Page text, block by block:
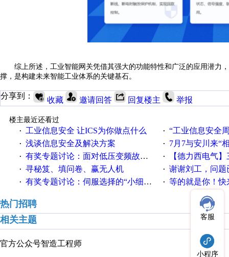
综上所述，工业智能网关凭借其强大的功能特性和广泛的应用潜力
撑，是构建未来智能工业体系的关键基石。
分享到： 收藏 邀请回答 回复楼主 举报
楼主最近还看过
·
工业信息安全 让ICS为你做点什么 · “工业信息安全周之我见”
· 浅谈信息安全及解决方案 · 7月7与安川来“
· 有奖专题讨论：面对低压变频故障，老手是这样解决的！ · 【德力西电气】三
· 寻秘笈、填问卷、赢无人机 · 谢谢刘工，问题
· 有奖专题讨论：伺服选择的“小细节大学问”奖励公告 · 等的就是你！快来
热门招聘
相关主题
官方公众号智造工程师
客服
小程序